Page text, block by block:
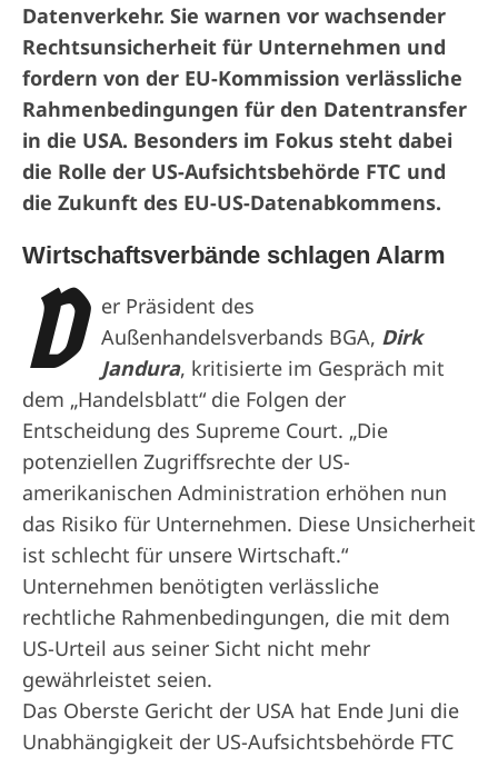
Datenverkehr. Sie warnen vor wachsender
Rechtsunsicherheit für Unternehmen und
fordern von der EU-Kommission verlässliche
Rahmenbedingungen für den Datentransfer
in die USA. Besonders im Fokus steht dabei
die Rolle der US-Aufsichtsbehörde FTC und
die Zukunft des EU-US-Datenabkommens.
Wirtschaftsverbände schlagen Alarm
D
er Präsident des
Außenhandelsverbands BGA, Dirk
Jandura, kritisierte im Gespräch mit
dem „Handelsblatt“ die Folgen der
Entscheidung des Supreme Court. „Die
potenziellen Zugriffsrechte der US-
amerikanischen Administration erhöhen nun
das Risiko für Unternehmen. Diese Unsicherheit
ist schlecht für unsere Wirtschaft.“
Unternehmen benötigten verlässliche
rechtliche Rahmenbedingungen, die mit dem
US-Urteil aus seiner Sicht nicht mehr
gewährleistet seien.
Das Oberste Gericht der USA hat Ende Juni die
Unabhängigkeit der US-Aufsichtsbehörde FTC